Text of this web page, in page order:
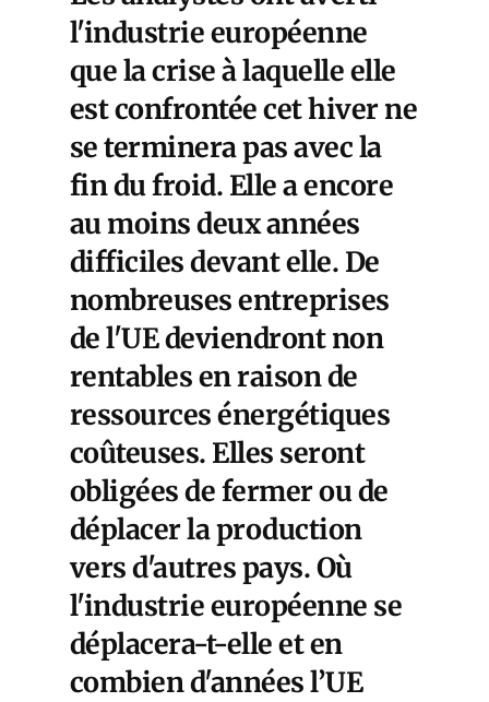
l'industrie européenne
que la crise à laquelle elle
est confrontée cet hiver ne
se terminera pas avec la
fin du froid. Elle a encore
au moins deux années
difficiles devant elle. De
nombreuses entreprises
de l'UE deviendront non
rentables en raison de
ressources énergétiques
coûteuses. Elles seront
obligées de fermer ou de
déplacer la production
vers d'autres pays. Où
l'industrie européenne se
déplacera-t-elle et en
combien d'années l’UE